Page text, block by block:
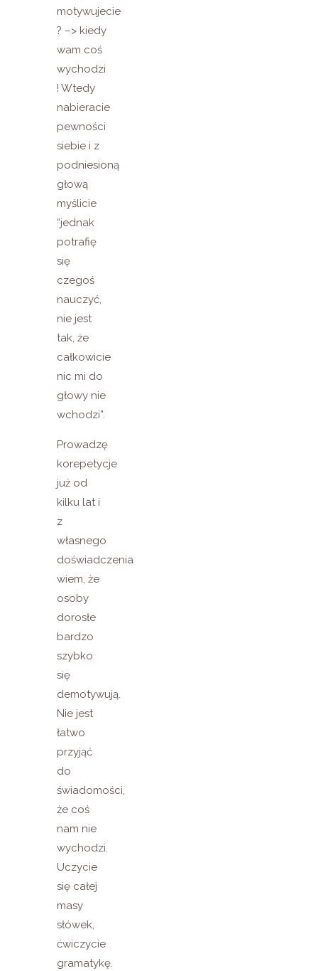
motywujecie
? –> kiedy
wam coś
wychodzi
! Wtedy
nabieracie
pewności
siebie i z
podniesioną
głową
myślicie
“jednak
potrafię
się
czegoś
nauczyć,
nie jest
tak, że
całkowicie
nic mi do
głowy nie
wchodzi”.
Prowadzę
korepetycje
już od
kilku lat i
z
własnego
doświadczenia
wiem, że
osoby
dorosłe
bardzo
szybko
się
demotywują.
Nie jest
łatwo
przyjąć
do
świadomości,
że coś
nam nie
wychodzi.
Uczycie
się całej
masy
słówek,
ćwiczycie
gramatykę.